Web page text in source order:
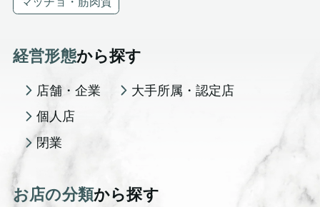
経営形態から探す
店舗・企業
大手所属・認定店
個人店
閉業
お店の分類から探す